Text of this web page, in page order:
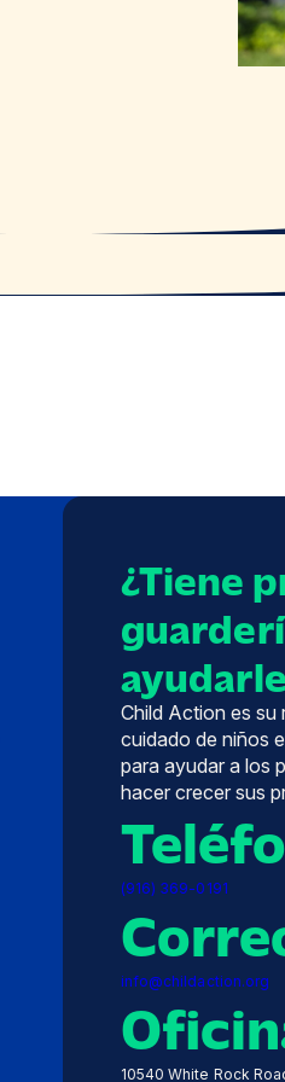
¿Tiene
Child Action es su
cuidado de niños
para ayudar a los
hacer crecer sus
(916) 369-0191
info@childaction.org
10540 White Rock